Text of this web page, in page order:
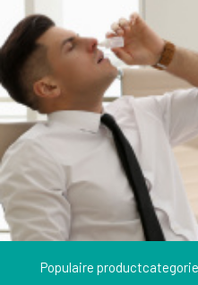
Populaire productcategorie